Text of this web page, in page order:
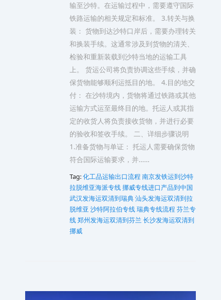
输至沙特。在运输过程中，需要遵守国际
铁路运输的相关规定和标准。 3.转关与换
装： 货物到达沙特口岸后，需要办理转关
和换装手续。这通常涉及到货物的清关、
检验和重新装载到沙特当地的运输工具
上。 货运公司将负责协调这些手续，并确
保货物能够顺利运抵目的地。 4.目的地交
付： 在沙特境内，货物将通过铁路或其他
运输方式运至最终目的地。托运人或其指
定的收货人将负责接收货物，并进行必要
的验收和签收手续。 二、详细步骤说明
1.准备货物与单证： 托运人需要确保货物
符合国际运输要求，并……
Tag:化工品运输出口流程 南京发铁运到沙特
拉脱维亚海派专线挪威专线进口产品到中国
武汉发海运双清到瑞典汕头发海运双清到拉
脱维亚 沙特阿拉伯专线瑞典专线流程 芬兰专
线郑州发海运双清到芬兰 长沙发海运双清到
挪威